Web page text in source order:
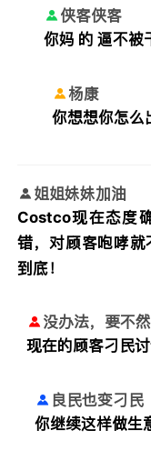
侠客侠客
你妈 的 逼不被
杨康
你想想你怎么
姐姐妹妹加油
Costco现在态度
错，对顾客咆哮
到底！
没办法，要不
现在的顾客刁民
良民也变刁民
你继续这样做生